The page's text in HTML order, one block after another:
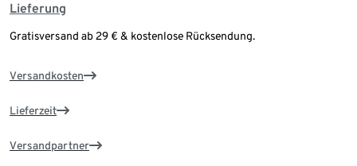
Lieferung
Gratisversand ab 29 € & kostenlose Rücksendung.
Versandkosten
Lieferzeit
Versandpartner